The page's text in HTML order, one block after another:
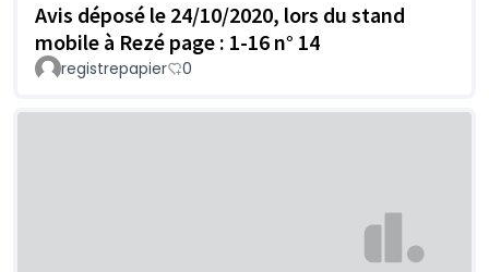
Avis déposé le 24/10/2020, lors du stand
mobile à Rezé page : 1-16 n° 14
registrepapier 0